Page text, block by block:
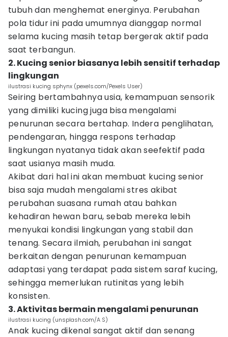
tubuh dan menghemat energinya. Perubahan
pola tidur ini pada umumnya dianggap normal
selama kucing masih tetap bergerak aktif pada
saat terbangun.
2. Kucing senior biasanya lebih sensitif terhadap
lingkungan
ilustrasi kucing sphynx (pexels.com/Pexels User)
Seiring bertambahnya usia, kemampuan sensorik
yang dimiliki kucing juga bisa mengalami
penurunan secara bertahap. Indera penglihatan,
pendengaran, hingga respons terhadap
lingkungan nyatanya tidak akan seefektif pada
saat usianya masih muda.
Akibat dari hal ini akan membuat kucing senior
bisa saja mudah mengalami stres akibat
perubahan suasana rumah atau bahkan
kehadiran hewan baru, sebab mereka lebih
menyukai kondisi lingkungan yang stabil dan
tenang. Secara ilmiah, perubahan ini sangat
berkaitan dengan penurunan kemampuan
adaptasi yang terdapat pada sistem saraf kucing,
sehingga memerlukan rutinitas yang lebih
konsisten.
3. Aktivitas bermain mengalami penurunan
ilustrasi kucing (unsplash.com/A S)
Anak kucing dikenal sangat aktif dan senang